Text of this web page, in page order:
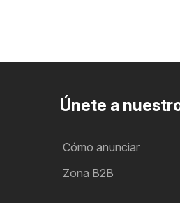
Únete a
Cómo anunciar
Zona B2B